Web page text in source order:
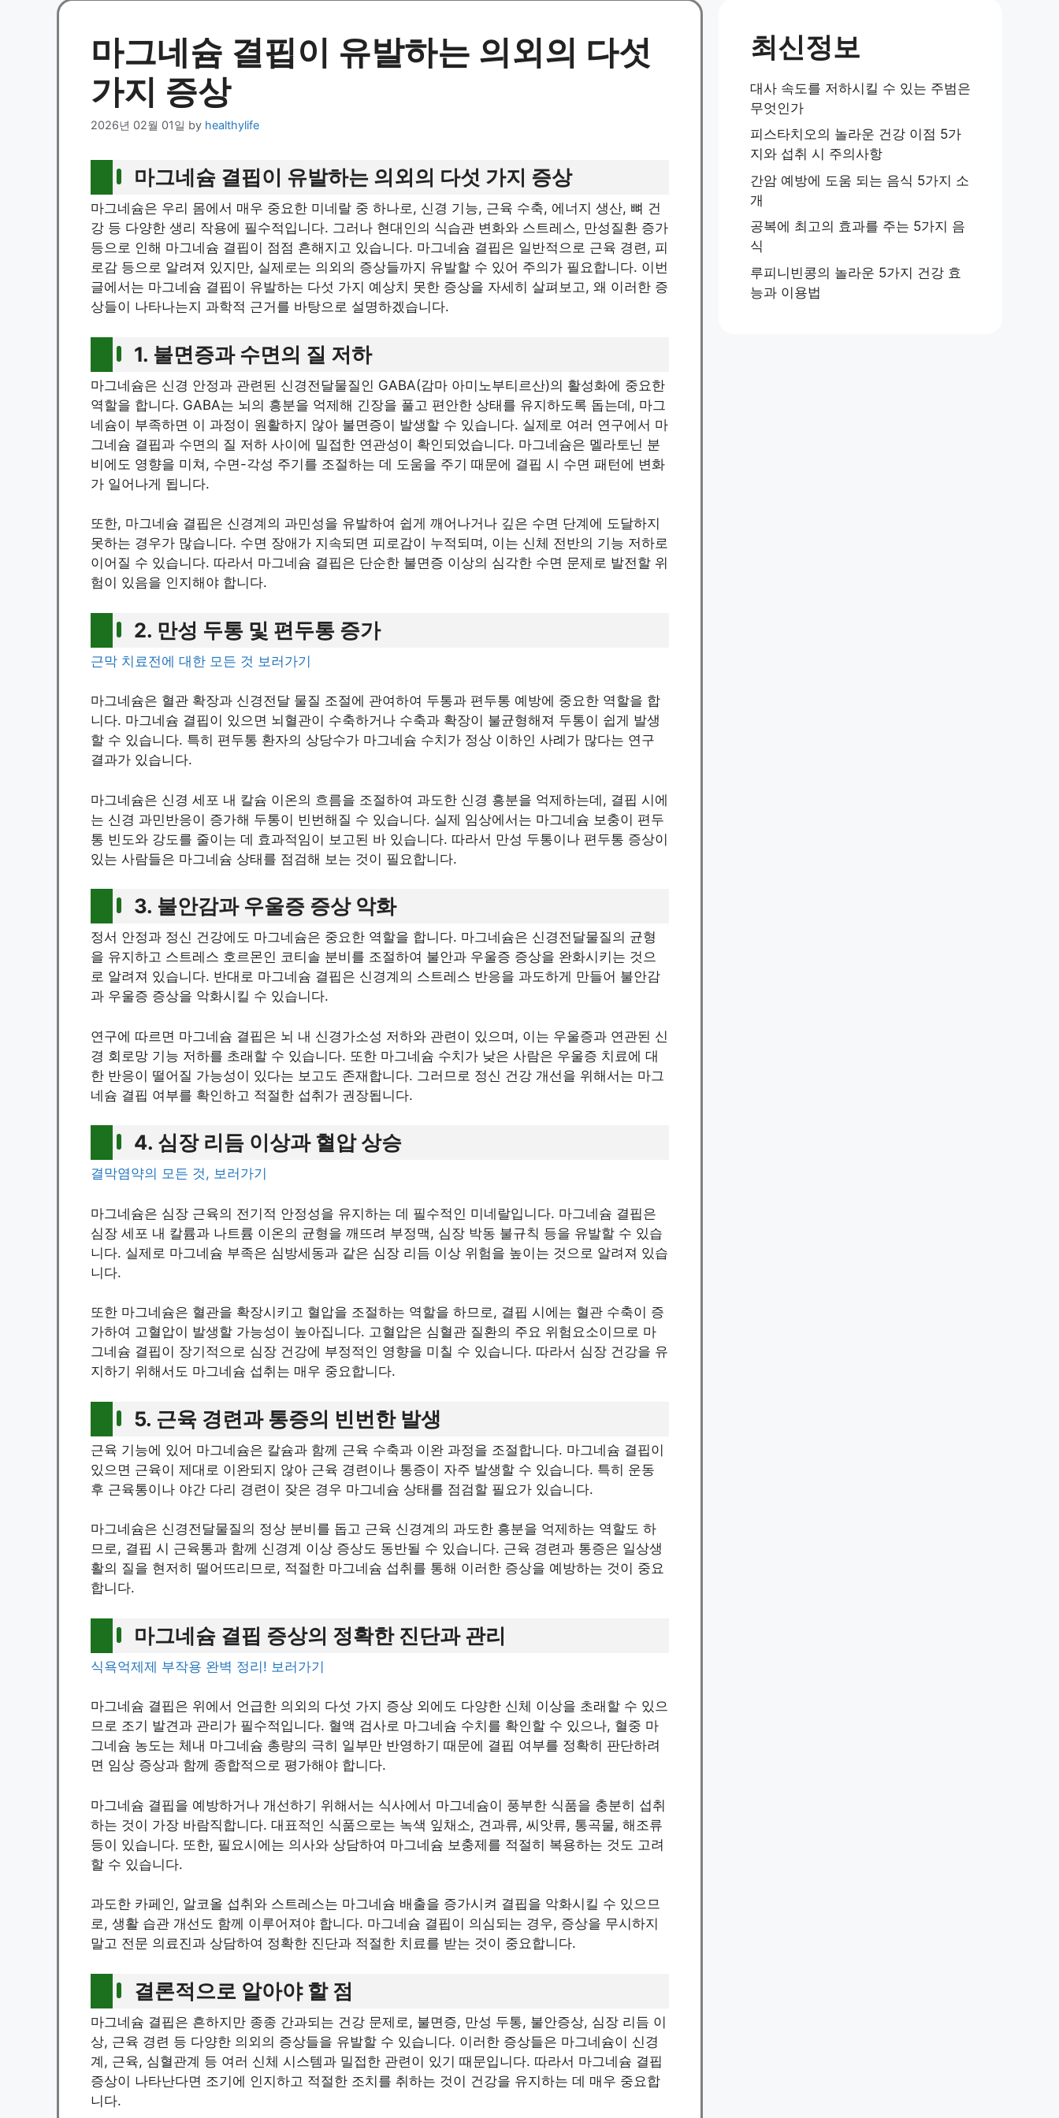
마그네슘 결핍이 유발하는 의외의 다섯
가지 증상
2026년 02월 01일 by healthylife
마그네슘 결핍이 유발하는 의외의 다섯 가지 증상
마그네슘은 우리 몸에서 매우 중요한 미네랄 중 하나로, 신경 기능, 근육 수축, 에너지 생산, 뼈 건
강 등 다양한 생리 작용에 필수적입니다. 그러나 현대인의 식습관 변화와 스트레스, 만성질환 증가
등으로 인해 마그네슘 결핍이 점점 흔해지고 있습니다. 마그네슘 결핍은 일반적으로 근육 경련, 피
로감 등으로 알려져 있지만, 실제로는 의외의 증상들까지 유발할 수 있어 주의가 필요합니다. 이번
글에서는 마그네슘 결핍이 유발하는 다섯 가지 예상치 못한 증상을 자세히 살펴보고, 왜 이러한 증
상들이 나타나는지 과학적 근거를 바탕으로 설명하겠습니다.
1. 불면증과 수면의 질 저하
마그네슘은 신경 안정과 관련된 신경전달물질인 GABA(감마 아미노부티르산)의 활성화에 중요한
역할을 합니다. GABA는 뇌의 흥분을 억제해 긴장을 풀고 편안한 상태를 유지하도록 돕는데, 마그
네슘이 부족하면 이 과정이 원활하지 않아 불면증이 발생할 수 있습니다. 실제로 여러 연구에서 마
그네슘 결핍과 수면의 질 저하 사이에 밀접한 연관성이 확인되었습니다. 마그네슘은 멜라토닌 분
비에도 영향을 미쳐, 수면-각성 주기를 조절하는 데 도움을 주기 때문에 결핍 시 수면 패턴에 변화
가 일어나게 됩니다.
또한, 마그네슘 결핍은 신경계의 과민성을 유발하여 쉽게 깨어나거나 깊은 수면 단계에 도달하지
못하는 경우가 많습니다. 수면 장애가 지속되면 피로감이 누적되며, 이는 신체 전반의 기능 저하로
이어질 수 있습니다. 따라서 마그네슘 결핍은 단순한 불면증 이상의 심각한 수면 문제로 발전할 위
험이 있음을 인지해야 합니다.
2. 만성 두통 및 편두통 증가
근막 치료전에 대한 모든 것 보러가기
마그네슘은 혈관 확장과 신경전달 물질 조절에 관여하여 두통과 편두통 예방에 중요한 역할을 합
니다. 마그네슘 결핍이 있으면 뇌혈관이 수축하거나 수축과 확장이 불균형해져 두통이 쉽게 발생
할 수 있습니다. 특히 편두통 환자의 상당수가 마그네슘 수치가 정상 이하인 사례가 많다는 연구
결과가 있습니다.
마그네슘은 신경 세포 내 칼슘 이온의 흐름을 조절하여 과도한 신경 흥분을 억제하는데, 결핍 시에
는 신경 과민반응이 증가해 두통이 빈번해질 수 있습니다. 실제 임상에서는 마그네슘 보충이 편두
통 빈도와 강도를 줄이는 데 효과적임이 보고된 바 있습니다. 따라서 만성 두통이나 편두통 증상이
있는 사람들은 마그네슘 상태를 점검해 보는 것이 필요합니다.
3. 불안감과 우울증 증상 악화
정서 안정과 정신 건강에도 마그네슘은 중요한 역할을 합니다. 마그네슘은 신경전달물질의 균형
을 유지하고 스트레스 호르몬인 코티솔 분비를 조절하여 불안과 우울증 증상을 완화시키는 것으
로 알려져 있습니다. 반대로 마그네슘 결핍은 신경계의 스트레스 반응을 과도하게 만들어 불안감
과 우울증 증상을 악화시킬 수 있습니다.
연구에 따르면 마그네슘 결핍은 뇌 내 신경가소성 저하와 관련이 있으며, 이는 우울증과 연관된 신
경 회로망 기능 저하를 초래할 수 있습니다. 또한 마그네슘 수치가 낮은 사람은 우울증 치료에 대
한 반응이 떨어질 가능성이 있다는 보고도 존재합니다. 그러므로 정신 건강 개선을 위해서는 마그
네슘 결핍 여부를 확인하고 적절한 섭취가 권장됩니다.
4. 심장 리듬 이상과 혈압 상승
결막염약의 모든 것, 보러가기
마그네슘은 심장 근육의 전기적 안정성을 유지하는 데 필수적인 미네랄입니다. 마그네슘 결핍은
심장 세포 내 칼륨과 나트륨 이온의 균형을 깨뜨려 부정맥, 심장 박동 불규칙 등을 유발할 수 있습
니다. 실제로 마그네슘 부족은 심방세동과 같은 심장 리듬 이상 위험을 높이는 것으로 알려져 있습
니다.
또한 마그네슘은 혈관을 확장시키고 혈압을 조절하는 역할을 하므로, 결핍 시에는 혈관 수축이 증
가하여 고혈압이 발생할 가능성이 높아집니다. 고혈압은 심혈관 질환의 주요 위험요소이므로 마
그네슘 결핍이 장기적으로 심장 건강에 부정적인 영향을 미칠 수 있습니다. 따라서 심장 건강을 유
지하기 위해서도 마그네슘 섭취는 매우 중요합니다.
5. 근육 경련과 통증의 빈번한 발생
근육 기능에 있어 마그네슘은 칼슘과 함께 근육 수축과 이완 과정을 조절합니다. 마그네슘 결핍이
있으면 근육이 제대로 이완되지 않아 근육 경련이나 통증이 자주 발생할 수 있습니다. 특히 운동
후 근육통이나 야간 다리 경련이 잦은 경우 마그네슘 상태를 점검할 필요가 있습니다.
마그네슘은 신경전달물질의 정상 분비를 돕고 근육 신경계의 과도한 흥분을 억제하는 역할도 하
므로, 결핍 시 근육통과 함께 신경계 이상 증상도 동반될 수 있습니다. 근육 경련과 통증은 일상생
활의 질을 현저히 떨어뜨리므로, 적절한 마그네슘 섭취를 통해 이러한 증상을 예방하는 것이 중요
합니다.
마그네슘 결핍 증상의 정확한 진단과 관리
식욕억제제 부작용 완벽 정리! 보러가기
마그네슘 결핍은 위에서 언급한 의외의 다섯 가지 증상 외에도 다양한 신체 이상을 초래할 수 있으
므로 조기 발견과 관리가 필수적입니다. 혈액 검사로 마그네슘 수치를 확인할 수 있으나, 혈중 마
그네슘 농도는 체내 마그네슘 총량의 극히 일부만 반영하기 때문에 결핍 여부를 정확히 판단하려
면 임상 증상과 함께 종합적으로 평가해야 합니다.
마그네슘 결핍을 예방하거나 개선하기 위해서는 식사에서 마그네슘이 풍부한 식품을 충분히 섭취
하는 것이 가장 바람직합니다. 대표적인 식품으로는 녹색 잎채소, 견과류, 씨앗류, 통곡물, 해조류
등이 있습니다. 또한, 필요시에는 의사와 상담하여 마그네슘 보충제를 적절히 복용하는 것도 고려
할 수 있습니다.
과도한 카페인, 알코올 섭취와 스트레스는 마그네슘 배출을 증가시켜 결핍을 악화시킬 수 있으므
로, 생활 습관 개선도 함께 이루어져야 합니다. 마그네슘 결핍이 의심되는 경우, 증상을 무시하지
말고 전문 의료진과 상담하여 정확한 진단과 적절한 치료를 받는 것이 중요합니다.
결론적으로 알아야 할 점
마그네슘 결핍은 흔하지만 종종 간과되는 건강 문제로, 불면증, 만성 두통, 불안증상, 심장 리듬 이
상, 근육 경련 등 다양한 의외의 증상들을 유발할 수 있습니다. 이러한 증상들은 마그네슘이 신경
계, 근육, 심혈관계 등 여러 신체 시스템과 밀접한 관련이 있기 때문입니다. 따라서 마그네슘 결핍
증상이 나타난다면 조기에 인지하고 적절한 조치를 취하는 것이 건강을 유지하는 데 매우 중요합
니다.
최신정보
대사 속도를 저하시킬 수 있는 주범은
무엇인가
피스타치오의 놀라운 건강 이점 5가
지와 섭취 시 주의사항
간암 예방에 도움 되는 음식 5가지 소
개
공복에 최고의 효과를 주는 5가지 음
식
루피니빈콩의 놀라운 5가지 건강 효
능과 이용법